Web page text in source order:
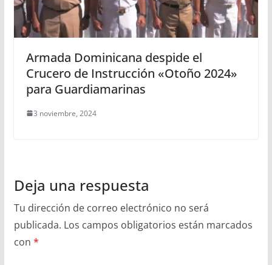
Armada Dominicana despide el
Crucero de Instrucción «Otoño 2024»
para Guardiamarinas
3 noviembre, 2024
Deja una respuesta
Tu dirección de correo electrónico no será
publicada. Los campos obligatorios están marcados
con *